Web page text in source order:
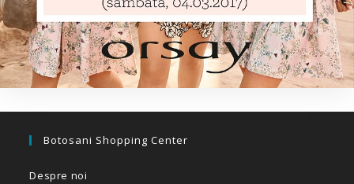
Botosani Shopping Center
Despre noi